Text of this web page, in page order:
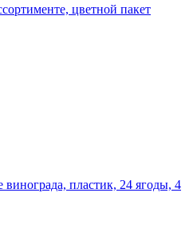
цветной пакет
пластик, 24 ягоды, 4